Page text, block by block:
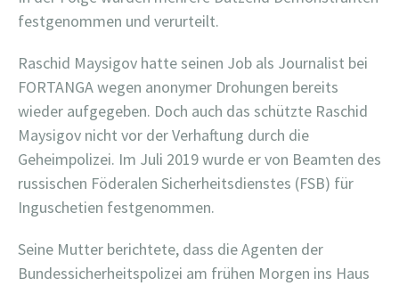
festgenommen und verurteilt.
Raschid Maysigov hatte seinen Job als Journalist bei
FORTANGA wegen anonymer Drohungen bereits
wieder aufgegeben. Doch auch das schützte Raschid
Maysigov nicht vor der Verhaftung durch die
Geheimpolizei. Im Juli 2019 wurde er von Beamten des
russischen Föderalen Sicherheitsdienstes (FSB) für
Inguschetien festgenommen.
Seine Mutter berichtete, dass die Agenten der
Bundessicherheitspolizei am frühen Morgen ins Haus